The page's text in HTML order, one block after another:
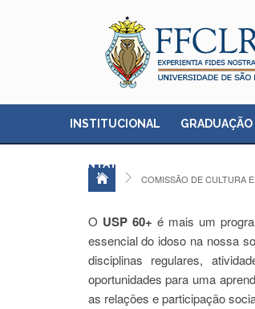
INSTITUCIONAL GRADUAÇÃO
CONTATO
COMISSÃO DE CULTURA
O USP 60+ é mais um
essencial do idoso na nossa
disciplinas regulares,
oportunidades para uma
as relações e participação